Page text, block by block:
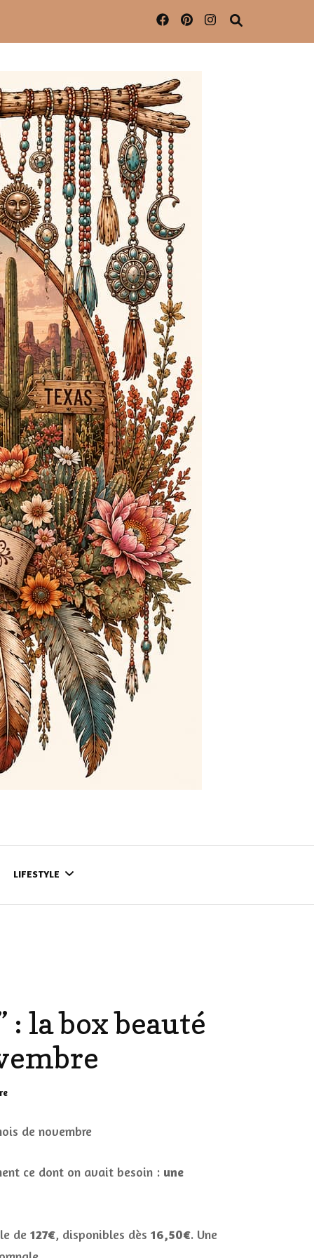
LIFESTYLE
SÉRIES
DÉCO MAISON
LES VINS
LES CALENDRIERS DE
VIE PRATIQUE
la box beauté
sur
“November
:
qui
ce dont on avait besoin : une
de 127€, disponibles dès 16,50€. Une